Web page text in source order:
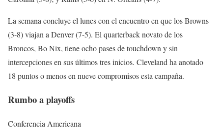
La semana concluye el lunes con el encuentro en que los Browns
(3-8) viajan a Denver (7-5). El quarterback novato de los
Broncos, Bo Nix, tiene ocho pases de touchdown y sin
intercepciones en sus últimos tres inicios. Cleveland ha anotado
18 puntos o menos en nueve compromisos esta campaña.
Rumbo a playoffs
Conferencia Americana